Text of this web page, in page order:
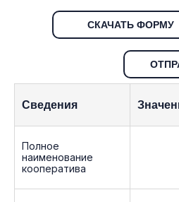
СКАЧАТЬ ФОРМУ
Сведения
Полное
наименование
кооператива